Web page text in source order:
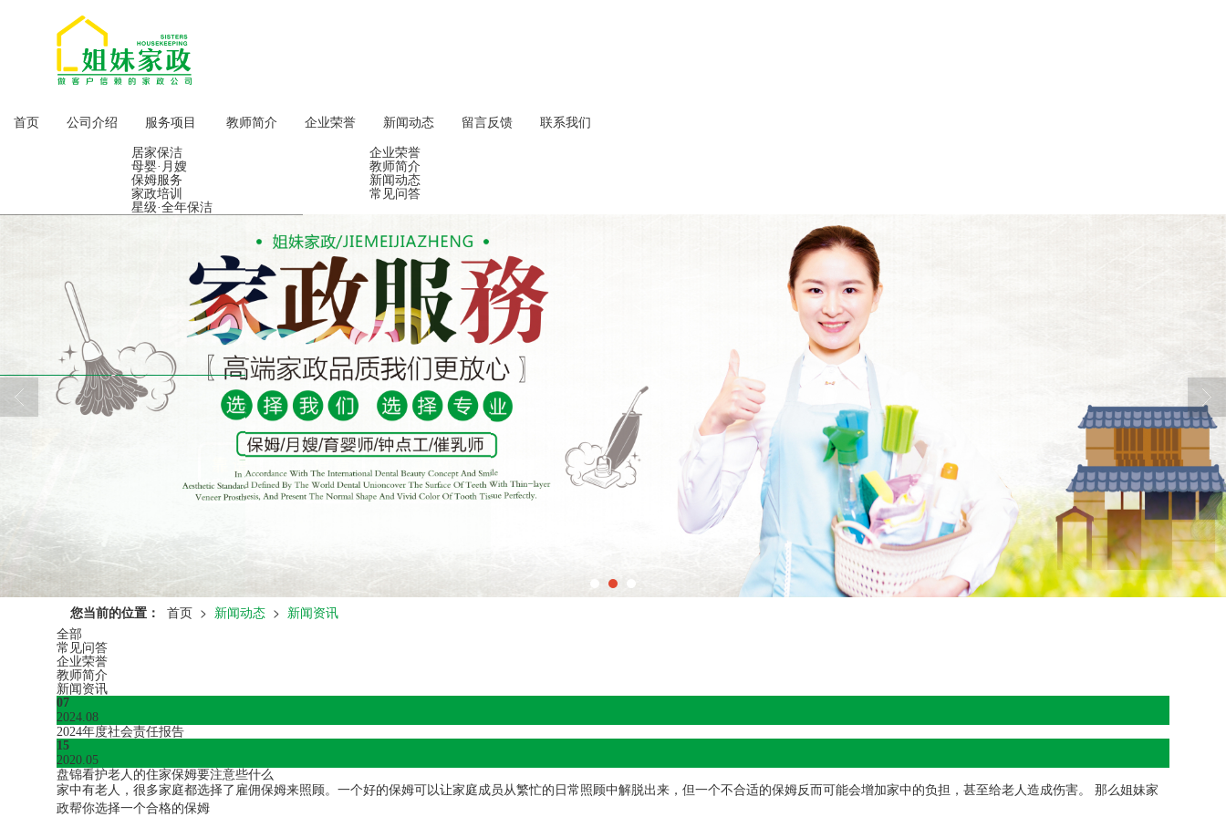
首页 公司介绍 服务项目
居家保洁
母婴·月嫂
保姆服务
家政培训
星级·全年保洁
教师简介 企业荣誉 新闻动态
企业荣誉
教师简介
新闻动态
常见问答
留言反馈 联系我们
您当前的位置： 首页 > 新闻动态 > 新闻资讯
全部
常见问答
企业荣誉
教师简介
新闻资讯
07
2024.08
2024年度社会责任报告
15
2020.05
盘锦看护老人的住家保姆要注意些什么
家中有老人，很多家庭都选择了雇佣保姆来照顾。一个好的保姆可以让家庭成员从繁忙的日常照顾中解脱出来，但一个不合适的保姆反而可能会增加家中的负担，甚至给老人造成伤害。 那么姐妹家
政帮你选择一个合格的保姆